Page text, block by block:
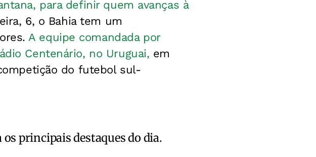
para definir quem avanças à
6, o Bahia tem um
A equipe comandada por
Centenário, no Uruguai, em
do futebol sul-
os principais destaques do dia.